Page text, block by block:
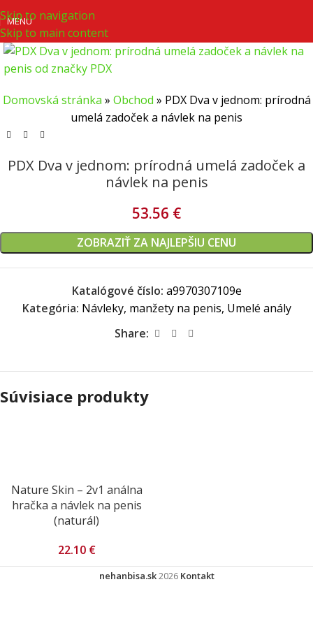
Skip to navigation
Skip to main content
MENU
Domovská stránka » Obchod » PDX Dva v jednom: prírodná
umelá zadoček a návlek na penis
PDX Dva v jednom: prírodná umelá zadoček a
návlek na penis
53.56 €
ZOBRAZIŤ ZA NAJLEPŠIU CENU
Katalógové číslo: a9970307109e
Kategória: Návleky, manžety na penis, Umelé anály
Share:
Súvisiace produkty
Nature Skin – 2v1 análna
hračka a návlek na penis
(naturál)
22.10 €
nehanbisa.sk2026 Kontakt